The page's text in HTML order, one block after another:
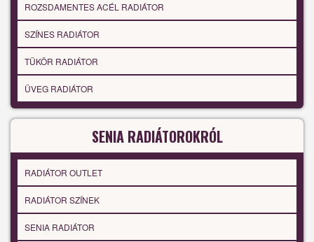
ROZSDAMENTES ACÉL RADIÁTOR
SZÍNES RADIÁTOR
TÜKÖR RADIÁTOR
ÜVEG RADIÁTOR
SENIA RADIÁTOROKRÓL
RADIÁTOR OUTLET
RADIÁTOR SZÍNEK
SENIA RADIÁTOR